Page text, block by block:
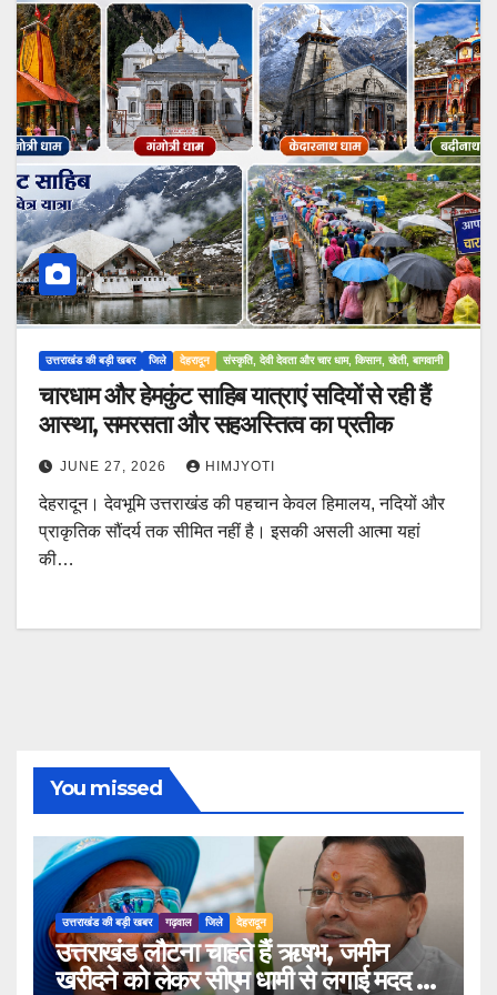
उत्तराखंड की बड़ी खबर जिले देहरादून संस्कृति, देवी देवता और चार धाम, किसान, खेती, बागवानी
चारधाम और हेमकुंट साहिब यात्राएं सदियों से रही हैं
आस्था, समरसता और सहअस्तित्व का प्रतीक
JUNE 27, 2026 HIMJYOTI
देहरादून। देवभूमि उत्तराखंड की पहचान केवल हिमालय, नदियों और
प्राकृतिक सौंदर्य तक सीमित नहीं है। इसकी असली आत्मा यहां
की…
You missed
उत्तराखंड की बड़ी खबर गढ़वाल जिले देहरादून
उत्तराखंड लौटना चाहते हैं ऋषभ, जमीन
खरीदने को लेकर सीएम धामी से लगाई मदद की